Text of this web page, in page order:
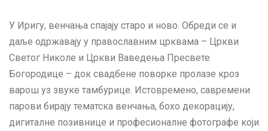
У Иригу, венчања спајају старо и ново. Обреди се и
даље одржавају у православним црквама – Цркви
Светог Николе и Цркви Ваведења Пресвете
Богородице – док свадбене поворке пролазе кроз
варош уз звуке тамбурице. Истовремено, савремени
парови бирају тематска венчања, бохо декорацију,
дигиталне позивнице и професионалне фотографе који